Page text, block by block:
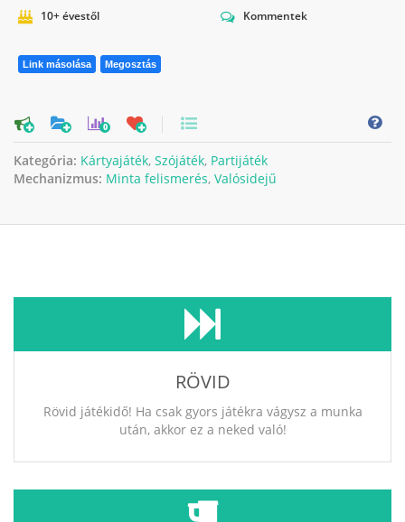
10+ évestől
Kommentek
Link másolása Megosztás
0
Kategória: Kártyajáték, Szójáték, Partijáték
Mechanizmus: Minta felismerés, Valósidejű
RÖVID
Rövid játékidő! Ha csak gyors játékra vágysz a munka
után, akkor ez a neked való!